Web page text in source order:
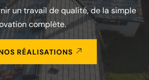
un travail de qualité, de la simple
complète.
RÉALISATIONS